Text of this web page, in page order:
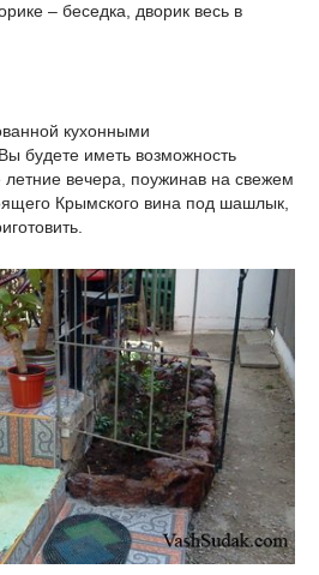
– беседка, дворик весь в
кухонными
будете иметь возможность
вечера, поужинав на свежем
Крымского вина под шашлык,